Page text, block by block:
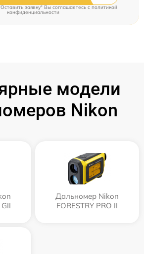
заявку" Вы соглашаетесь c политикой
конфиденциальности
модели
Nikon
Дальномер Nikon
FORESTRY PRO II